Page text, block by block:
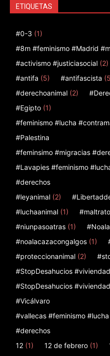
ETIQUETAS
#0-3 (1)
#8m #feminismo #Madrid
#activismo #justiciasocial (2)
#antifa (5) #antifascista
#derechoanimal (2)
#Egipto (1)
#feminismo #lucha
#Palestina
#feminsimo #migracias
#Lavapies #feminismo
#derechos
#leyanimal (2)
#luchaanimal (1)
#niunpasoatras (1)
#noalacazacongalgos (1)
#proteccionanimal (2)
#StopDesahucios
#StopDesahucios
#Vicálvaro
#vallecas #feminismo
#derechos
12 (1) 12 de febrero (1)